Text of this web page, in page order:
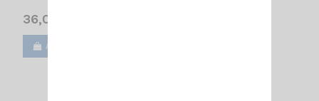
36,00 €
Ajouter au panier